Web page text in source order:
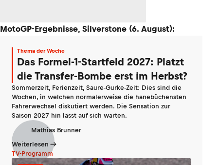
MotoGP-Ergebnisse, Silverstone (6. August):
Thema der Woche
Das Formel-1-Startfeld 2027: Platzt
die Transfer-Bombe erst im Herbst?
Sommerzeit, Ferienzeit, Saure-Gurke-Zeit: Dies sind die
Wochen, in welchen normalerweise die hanebüchensten
Fahrerwechsel diskutiert werden. Die Sensation zur
Saison 2027 hin lässt auf sich warten.
Mathias Brunner
Weiterlesen
TV-Programm